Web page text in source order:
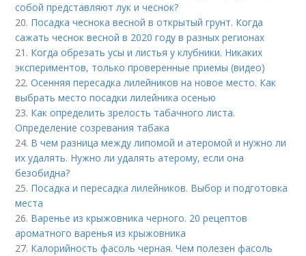
собой представляют лук и чеснок?
20. Посадка чеснока весной в открытый грунт. Когда
сажать чеснок весной в 2020 году в разных регионах
21. Когда обрезать усы и листья у клубники. Никаких
экспериментов, только проверенные приемы (видео)
22.Осенняя пересадка лилейников на новое место. Как
выбрать место посадки лилейника осенью
23. Как определить зрелость табачного листа.
Определение созревания табака
24. В чем разница между липомой и атеромой и нужно ли
их удалять. Нужно ли удалять атерому, если она
безобидна?
25. Посадка и пересадка лилейников. Выбор и подготовка
места
26. Варенье из крыжовника черного. 20 рецептов
ароматного варенья из крыжовника
27. Калорийность фасоль черная. Чем полезен фасоль